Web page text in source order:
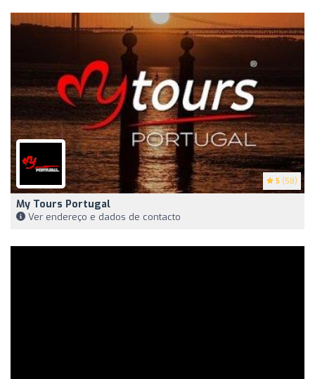
5 (58)
My Tours Portugal
Ver endereço e dados de contacto